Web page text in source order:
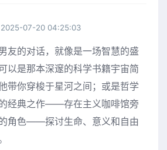
2025-07-20 04:25:03
友的对话，就像是一场智慧的盛
以是那本深邃的科学书籍宇宙简
带你穿梭于星河之间；或是哲学
经典之作——存在主义咖啡馆旁
角色——探讨生命、意义和自由